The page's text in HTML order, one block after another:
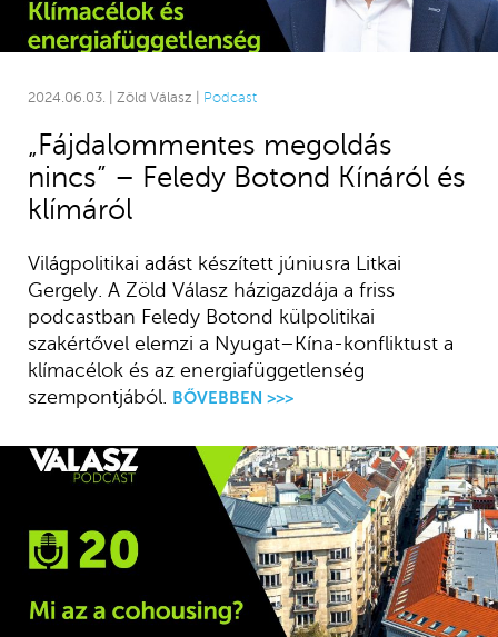
2024.06.03. | Zöld Válasz | Podcast
„Fájdalommentes megoldás
nincs” – Feledy Botond Kínáról és
klímáról
Világpolitikai adást készített júniusra Litkai
Gergely. A Zöld Válasz házigazdája a friss
podcastban Feledy Botond külpolitikai
szakértővel elemzi a Nyugat–Kína-konfliktust a
klímacélok és az energiafüggetlenség
szempontjából.
BŐVEBBEN >>>